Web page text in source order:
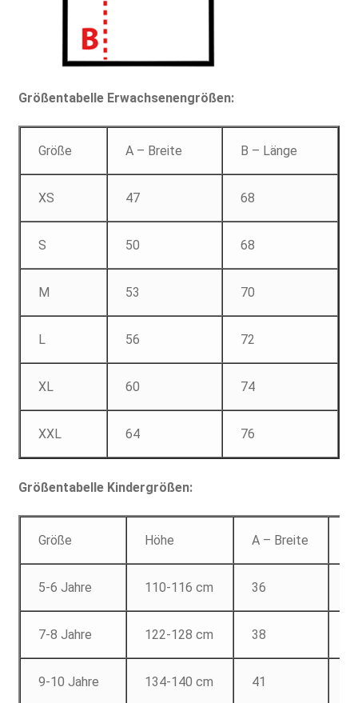
Größentabelle Erwachsenengrößen:
Größe A – Breite B – Länge
XS 47 68
S 50 68
M 53 70
L 56 72
XL 60 74
XXL 64 76
Größentabelle Kindergrößen:
Größe Höhe A – Breite
5-6 Jahre 110-116 cm 36
7-8 Jahre 122-128 cm 38
9-10 Jahre 134-140 cm 41